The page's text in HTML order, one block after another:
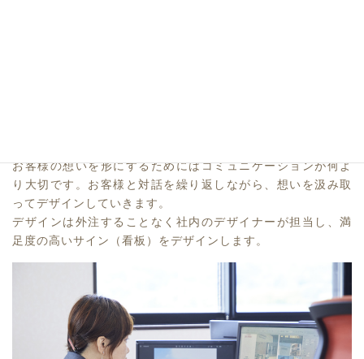
お客様の想いを形にするためにはコミュニケーションが何よ
り大切です。お客様と対話を繰り返しながら、想いを汲み取
ってデザインしていきます。
デザインは外注することなく社内のデザイナーが担当し、満
足度の高いサイン（看板）をデザインします。